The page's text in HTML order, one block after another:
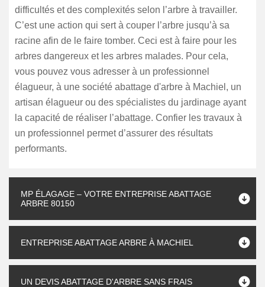
difficultés et des complexités selon l’arbre à travailler.
C’est une action qui sert à couper l’arbre jusqu’à sa
racine afin de le faire tomber. Ceci est à faire pour les
arbres dangereux et les arbres malades. Pour cela,
vous pouvez vous adresser à un professionnel
élagueur, à une société abattage d'arbre à Machiel, un
artisan élagueur ou des spécialistes du jardinage ayant
la capacité de réaliser l’abattage. Confier les travaux à
un professionnel permet d’assurer des résultats
performants.
MP ÉLAGAGE – VOTRE ENTREPRISE ABATTAGE
ARBRE 80150
ENTREPRISE ABATTAGE ARBRE À MACHIEL
UN DEVIS ABATTAGE D'ARBRE SANS FRAIS